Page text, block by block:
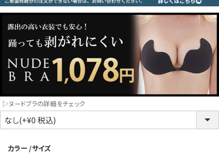
LINE連携でクーポンもらえる!!
同一商品まとめ買いキャンペーン
コスプレ
クリスマス
ランジェ
▷ヌードブラの詳細をチェック
カラー サイズ